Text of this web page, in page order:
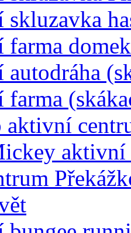
farma
farma
aktivní
aktivní